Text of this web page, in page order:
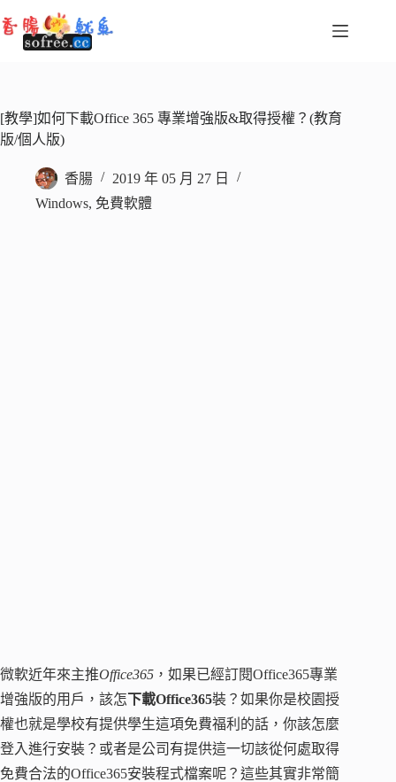
至
容
[教學]如何下載Office 365 專業增強版&取得授權？(教育
版/個人版)
香腸
2019 年 05 月 27 日
Windows, 免費軟體
微軟近年來主推Office365 ，如果已經訂閱Office365專業
增強版的用戶，該怎下載Office365裝？如果你是校園授
權也就是學校有提供學生這項免費福利的話，你該怎麼
登入進行安裝？或者是公司有提供這一切該從何處取得
免費合法的Office365安裝程式檔案呢？這些其實非常簡